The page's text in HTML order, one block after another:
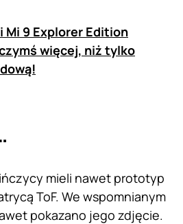
Mi 9 Explorer Edition
więcej, niż tylko
mieli nawet prototyp
ToF. We wspomnianym
pokazano jego zdjęcie.